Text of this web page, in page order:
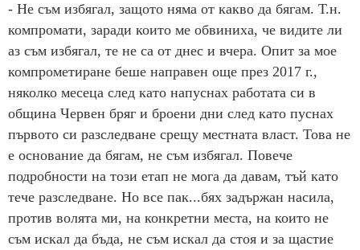
- Не съм избягал, защото няма от какво да бягам. Т.н.
компромати, заради които ме обвиниха, че видите ли
аз съм избягал, те не са от днес и вчера. Опит за мое
компрометиране беше направен още през 2017 г.,
няколко месеца след като напуснах работата си в
община Червен бряг и броени дни след като пуснах
първото си разследване срещу местната власт. Това не
е основание да бягам, не съм избягал. Повече
подробности на този етап не мога да давам, тъй като
тече разследване. Но все пак...бях задържан насила,
против волята ми, на конкретни места, на които не
съм искал да бъда, не съм искал да стоя и за щастие